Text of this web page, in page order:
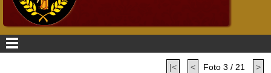
|< < Foto 3 / 21 >